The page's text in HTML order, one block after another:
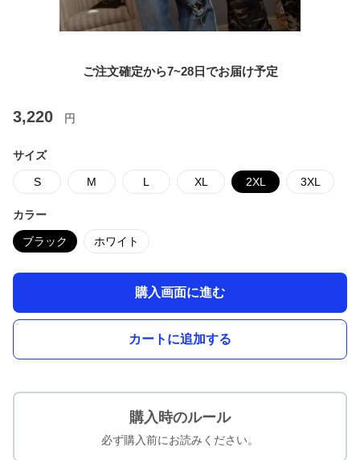
ご注文確定から7~28日でお届け予定
3,220 円
サイズ
S M L XL 2XL 3XL
カラー
ブラック ホワイト
購入画面に進む
カートに追加する
購入時のルール
必ず購入前にお読みください。